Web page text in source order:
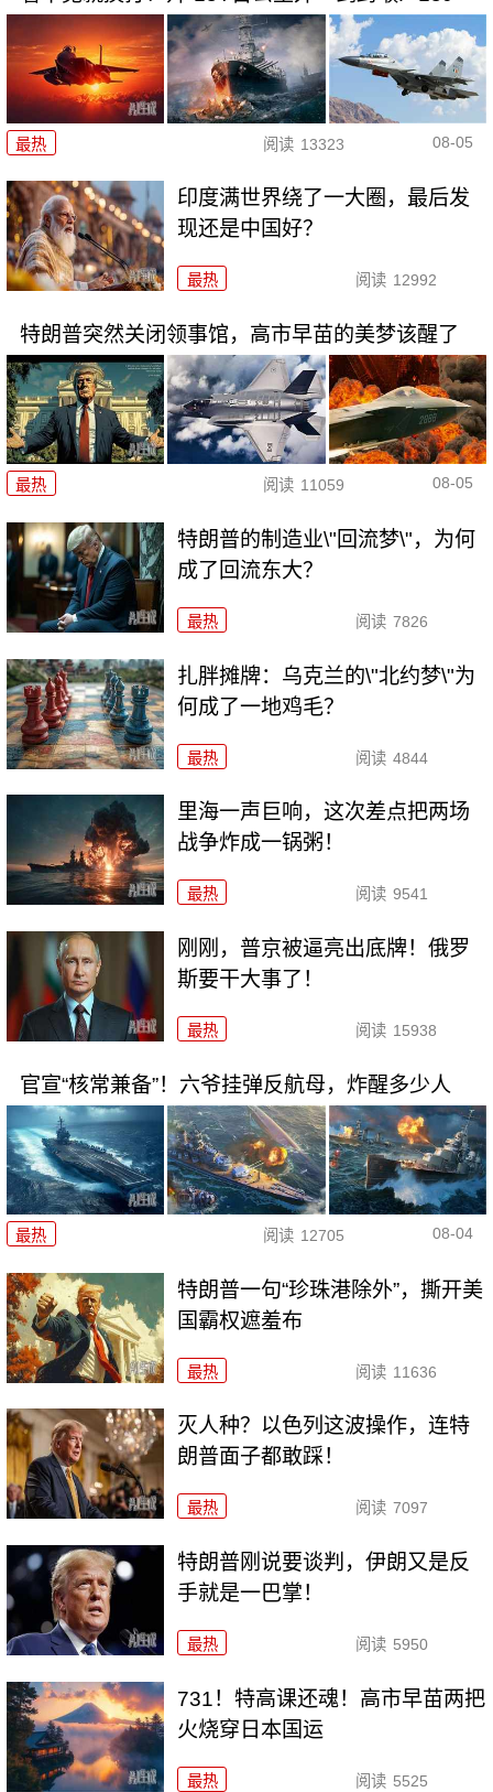
最热 阅读 13323 08-05
印度满世界绕了一大圈，最后发
现还是中国好？
最热 阅读 12992
特朗普突然关闭领事馆，高市早苗的美梦该醒了
最热 阅读 11059 08-05
特朗普的制造业\"回流梦\"，为何
成了回流东大？
最热 阅读 7826
扎胖摊牌：乌克兰的\"北约梦\"为
何成了一地鸡毛？
最热 阅读 4844
里海一声巨响，这次差点把两场
战争炸成一锅粥！
最热 阅读 9541
刚刚，普京被逼亮出底牌！俄罗
斯要干大事了！
最热 阅读 15938
官宣“核常兼备”！六爷挂弹反航母，炸醒多少人
最热 阅读 12705 08-04
特朗普一句“珍珠港除外”，撕开美
国霸权遮羞布
最热 阅读 11636
灭人种？以色列这波操作，连特
朗普面子都敢踩！
最热 阅读 7097
特朗普刚说要谈判，伊朗又是反
手就是一巴掌！
最热 阅读 5950
731！特高课还魂！高市早苗两把
火烧穿日本国运
最热 阅读 5525